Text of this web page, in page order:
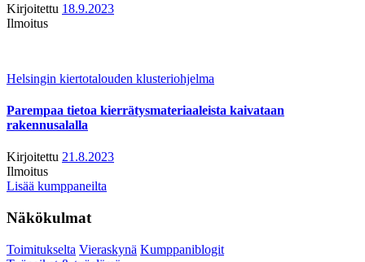
Kirjoitettu 18.9.2023
Ilmoitus
Helsingin kiertotalouden klusteriohjelma
Parempaa tietoa kierrätysmateriaaleista kaivataan
rakennusalalla
Kirjoitettu 21.8.2023
Ilmoitus
Lisää kumppaneilta
Näkökulmat
Toimitukselta Vieraskynä Kumppaniblogit